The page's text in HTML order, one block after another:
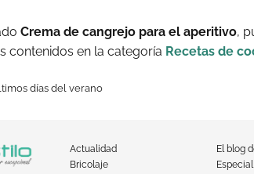
Crema de cangrejo para el aperitivo,
contenidos en la categoría Recetas de
días del verano
Actualidad
Bricolaje
El blog